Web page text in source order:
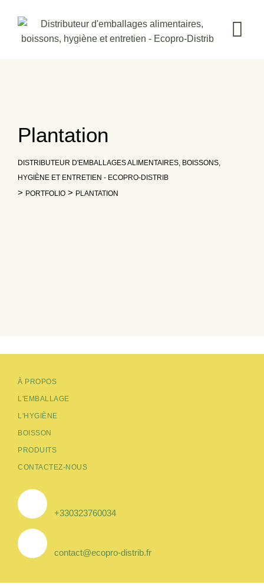
content
Plantation
DISTRIBUTEUR D'EMBALLAGES ALIMENTAIRES, BOISSONS,
HYGIÈNE ET ENTRETIEN - ECOPRO-DISTRIB
> PORTFOLIO > PLANTATION
À PROPOS
L'EMBALLAGE
L'HYGIÈNE
BOISSON
PRODUITS
CONTACTEZ-NOUS
+330323760034
contact@ecopro-distrib.fr